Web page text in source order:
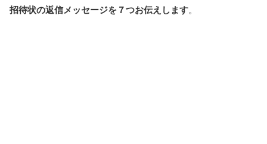
招待状の返信メッセージを７つお伝えします。